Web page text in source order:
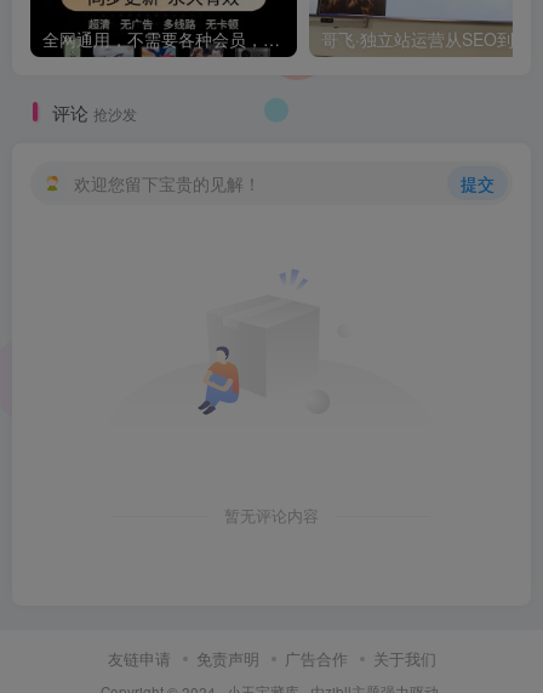
全网通用，不需要各种会员，再也不缺电影看！！
评论 抢沙发
欢迎您留下宝贵的见解！ 提交
暂无评论内容
友链申请 免责声明 广告合作 关于我们